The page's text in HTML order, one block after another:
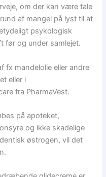
om der kan være tale
af mangel på lyst til at
psykologisk
før og under samlejet.
fx mandelolie eller andre
eller i
fra PharmaVest.
på apoteket,
og ikke skadelige
østrogen, vil det